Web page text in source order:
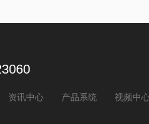
资讯中心 产品系统 视频中